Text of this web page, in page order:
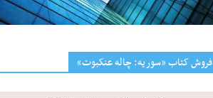
فروش کتاب «سوریه: چاله عنکبوت»